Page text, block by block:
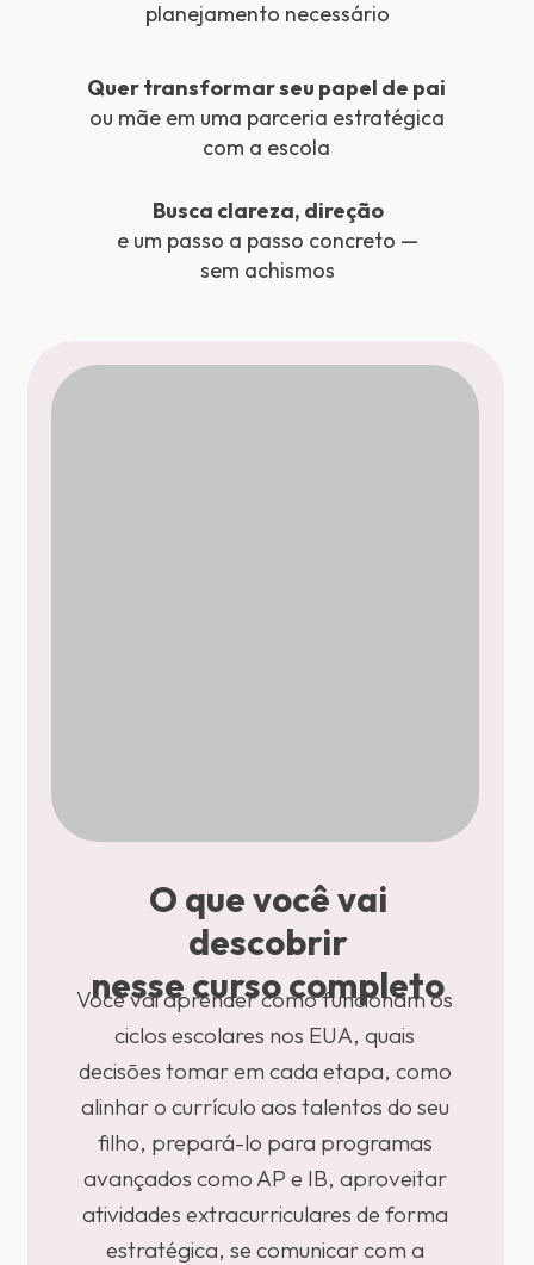
planejamento necessário
Quer transformar seu papel de pai
ou mãe em uma parceria estratégica
com a escola
Busca clareza, direção
e um passo a passo concreto —
sem achismos
O que você vai
descobrir
nesse curso completo
Você vai aprender como funcionam os
ciclos escolares nos EUA, quais
decisões tomar em cada etapa, como
alinhar o currículo aos talentos do seu
filho, prepará-lo para programas
avançados como AP e IB, aproveitar
atividades extracurriculares de forma
estratégica, se comunicar com a